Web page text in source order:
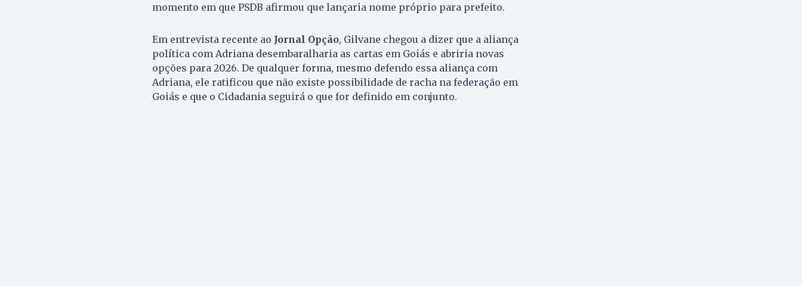
momento em que PSDB afirmou que lançaria nome próprio para prefeito.
Em entrevista recente ao Jornal Opção, Gilvane chegou a dizer que a aliança
política com Adriana desembaralharia as cartas em Goiás e abriria novas
opções para 2026. De qualquer forma, mesmo defendo essa aliança com
Adriana, ele ratificou que não existe possibilidade de racha na federação em
Goiás e que o Cidadania seguirá o que for definido em conjunto.